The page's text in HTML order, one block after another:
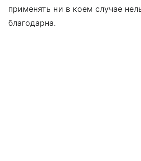
применять ни в коем случае
благодарна.